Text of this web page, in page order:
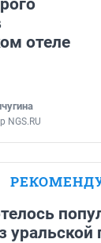
отеле
NGS.RU
уральской